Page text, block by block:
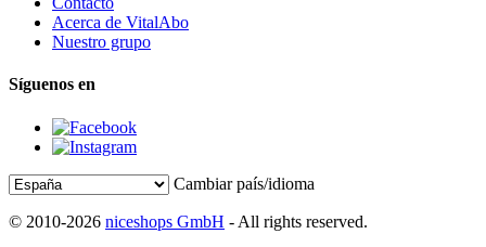
Acerca de VitalAbo
Nuestro grupo
Síguenos en
Cambiar país/idioma
© 2010-2026 niceshops GmbH - All rights reserved.